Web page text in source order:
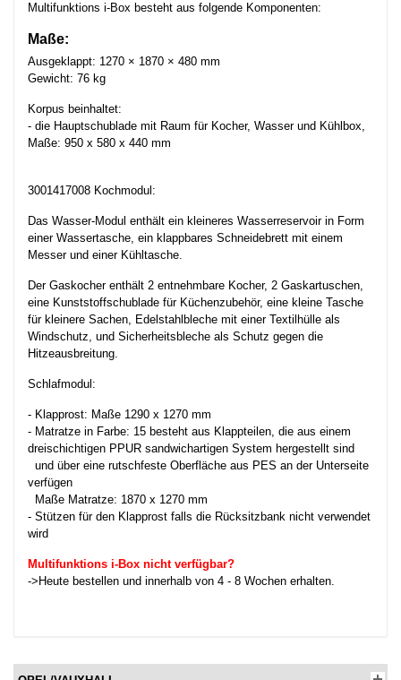
Multifunktions i-Box besteht aus folgende Komponenten:
Maße:
Ausgeklappt: 1270 × 1870 × 480 mm
Gewicht: 76 kg
Korpus beinhaltet:
- die Hauptschublade mit Raum für Kocher, Wasser und Kühlbox,
Maße: 950 x 580 x 440 mm
3001417008 Kochmodul:
Das Wasser-Modul enthält ein kleineres Wasserreservoir in Form
einer Wassertasche, ein klappbares Schneidebrett mit einem
Messer und einer Kühltasche.
Der Gaskocher enthält 2 entnehmbare Kocher, 2 Gaskartuschen,
eine Kunststoffschublade für Küchenzubehör, eine kleine Tasche
für kleinere Sachen, Edelstahlbleche mit einer Textilhülle als
Windschutz, und Sicherheitsbleche als Schutz gegen die
Hitzeausbreitung.
Schlafmodul:
- Klapprost: Maße 1290 x 1270 mm
- Matratze in Farbe: 15 besteht aus Klappteilen, die aus einem
dreischichtigen PPUR sandwichartigen System hergestellt sind
und über eine rutschfeste Oberfläche aus PES an der Unterseite
verfügen
Maße Matratze: 1870 x 1270 mm
- Stützen für den Klapprost falls die Rücksitzbank nicht verwendet
wird
Multifunktions i-Box nicht verfügbar?
->Heute bestellen und innerhalb von 4 - 8 Wochen erhalten.